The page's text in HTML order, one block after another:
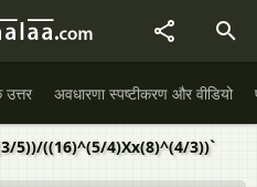
अवधारणा स्पष्टीकरण और वीडियो
5))/((16)^(5/4)Xx(8)^(4/3))`